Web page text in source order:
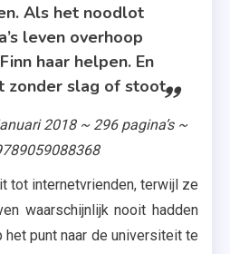
Als het noodlot
leven overhoop
haar helpen. En
zonder slag of stoot.
2018 ~ 296 pagina’s ~
tot internetvrienden, terwijl ze
waarschijnlijk nooit hadden
het punt naar de universiteit te